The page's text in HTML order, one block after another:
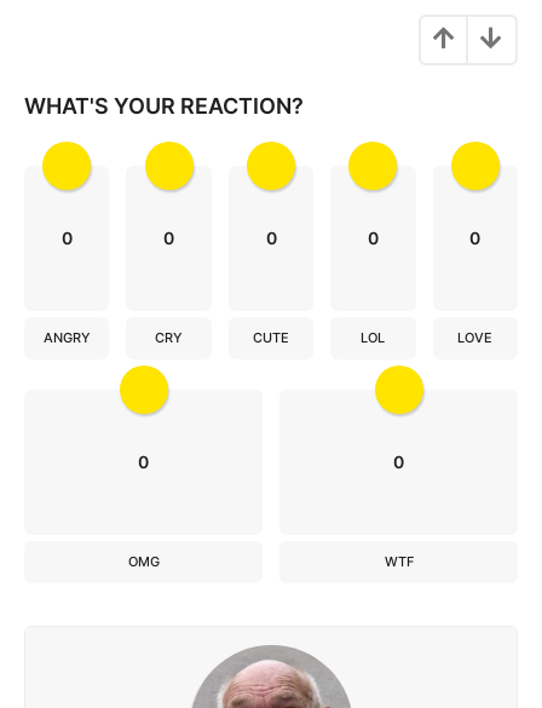
WHAT'S YOUR REACTION?
0
ANGRY
0
CRY
0
CUTE
0
LOL
0
LOVE
0
OMG
0
WTF